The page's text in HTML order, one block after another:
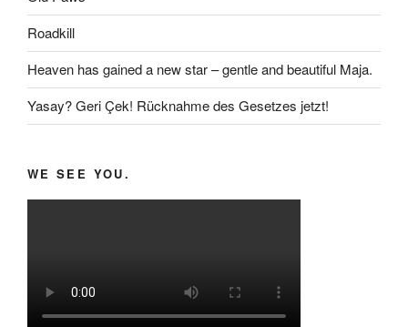
Roadkill
Heaven has gained a new star – gentle and beautiful Maja.
Yasay? Geri Çek! Rücknahme des Gesetzes jetzt!
WE SEE YOU.